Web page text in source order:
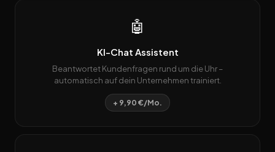
🤖
KI-Chat Assistent
Beantwortet Kundenfragen rund um die Uhr –
automatisch auf dein Unternehmen trainiert.
+ 9,90 €/Mo.